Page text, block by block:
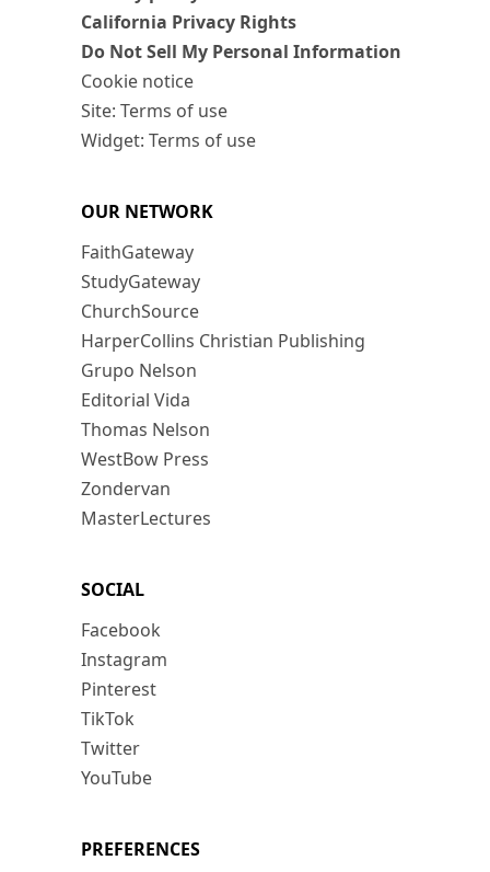
California Privacy Rights
Do Not Sell My Personal Information
Cookie notice
Site: Terms of use
Widget: Terms of use
OUR NETWORK
FaithGateway
StudyGateway
ChurchSource
HarperCollins Christian Publishing
Grupo Nelson
Editorial Vida
Thomas Nelson
WestBow Press
Zondervan
MasterLectures
SOCIAL
Facebook
Instagram
Pinterest
TikTok
Twitter
YouTube
PREFERENCES